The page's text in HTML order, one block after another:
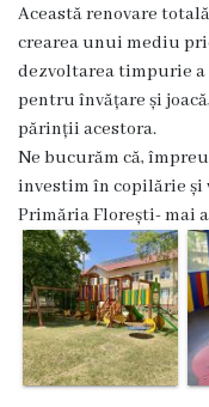
derulare
Proiecte
prioritare
spre
finanțare
Proiecte
finalizate
Instituții
Această renovare
crearea unui mediu
dezvoltarea timpurie
pentru învățare și
părinții acestora.
Ne bucurăm că,
investim în copilărie și
Primăria Florești- mai